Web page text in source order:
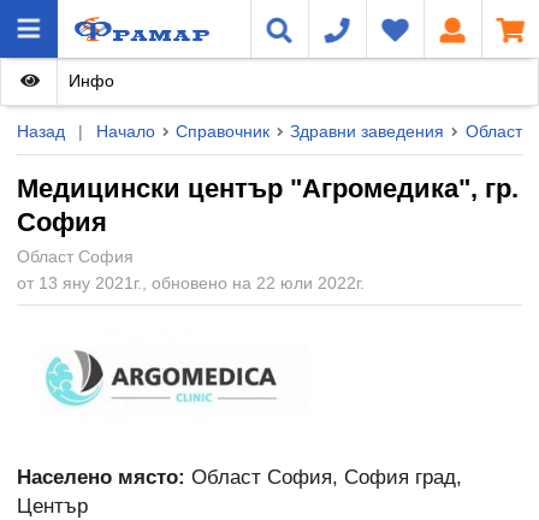
Назад | Начало Справочник Здравни заведения Област
Медицински център "Агромедика", гр.
София
Област София
от 13 яну 2021г., обновено на 22 юли 2022г.
Инфо
Населено място: Област София, София град,
Център